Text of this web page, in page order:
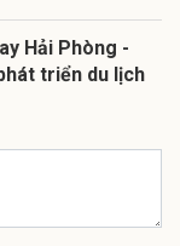
Hải Phòng -
triển du lịch